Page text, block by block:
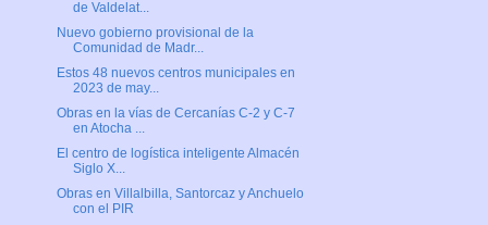
de Valdelat...
Nuevo gobierno provisional de la
Comunidad de Madr...
Estos 48 nuevos centros municipales en
2023 de may...
Obras en la vías de Cercanías C-2 y C-7
en Atocha ...
El centro de logística inteligente Almacén
Siglo X...
Obras en Villalbilla, Santorcaz y Anchuelo
con el PIR